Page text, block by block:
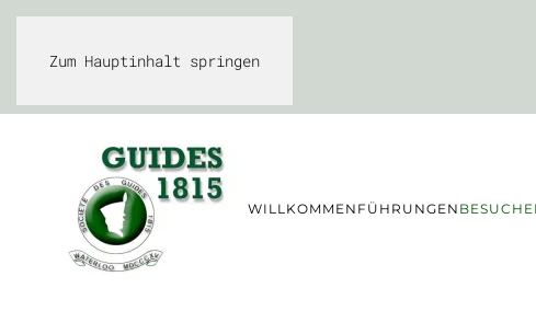
Zum Hauptinhalt springen
WILLKOMMEN FÜHRUNGEN